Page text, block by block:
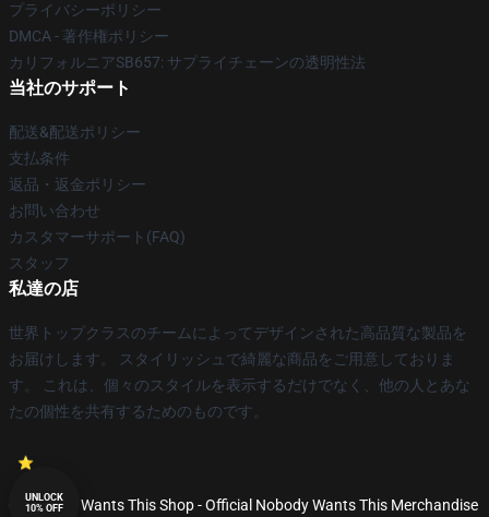
プライバシーポリシー
DMCA - 著作権ポリシー
カリフォルニアSB657: サプライチェーンの透明性法
当社のサポート
配送&配送ポリシー
支払条件
返品・返金ポリシー
お問い合わせ
カスタマーサポート(FAQ)
スタッフ
私達の店
世界トップクラスのチームによってデザインされた高品質な製品を
お届けします。 スタイリッシュで綺麗な商品をご用意しておりま
す。 これは、個々のスタイルを表示するだけでなく、他の人とあな
たの個性を共有するためのものです。
© Nobody Wants This Shop - Official Nobody Wants This Merchandise
UNLOCK
10% OFF